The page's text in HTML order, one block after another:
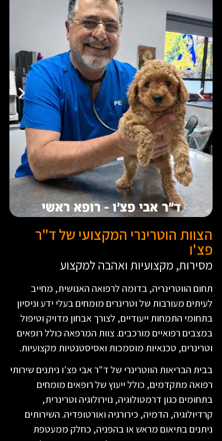
הצוות הוטרינרי המקצועי של ד"ר
פצ'ו
מסירות, מקצועיות ואהבה למקצוע
תחום הווטרינריה, בדומה לרפואה האנושית, מחייב
לעיתים מעורבות של וטרינרים מומחים בעלי ידע וניסיון
בתחומי התמחות ייעודיים, לצורך אבחון מדויק וטיפול
במצבים רפואיים מורכבים. צוות המרפאה כולל רופאים
וטרינרים, טכנאיות מוסמכות ואסיסטנטיות מקצועיות.
בבית הבריאות הווטרינרי של ד"ר אבי פצ'ו ניתנים שירותי
רפואה מתקדמים, כולל ייעוץ של רופאים מומחים
בתחומים כגון דרמטולוגיה, נוירולוגיה וטרינרית,
קרדיולוגיה, הדמיה, כירורגיה ואורטופדיה. השירותים
ניתנים בתיאום מראש או בהפניה, כחלק ממעטפת